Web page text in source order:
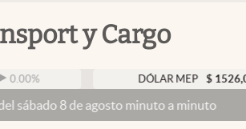
y Cargo
$ 1526,03 0.43%
minuto a minuto